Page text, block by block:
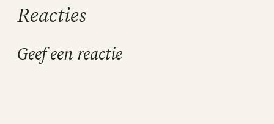
Reacties
Geef een reactie